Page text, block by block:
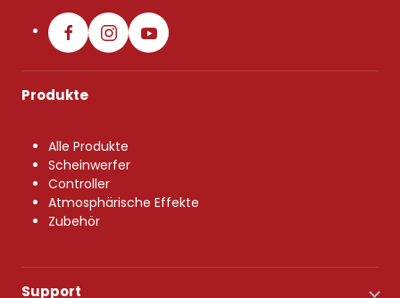
Produkte
Alle Produkte
Scheinwerfer
Controller
Atmosphärische Effekte
Zubehör
Support